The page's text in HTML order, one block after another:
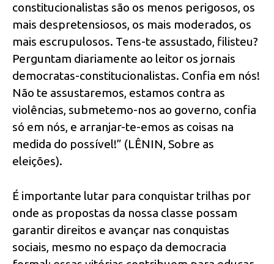
constitucionalistas são os menos perigosos, os
mais despretensiosos, os mais moderados, os
mais escrupulosos. Tens-te assustado, filisteu?
Perguntam diariamente ao leitor os jornais
democratas-constitucionalistas. Confia em nós!
Não te assustaremos, estamos contra as
violências, submetemo-nos ao governo, confia
só em nós, e arranjar-te-emos as coisas na
medida do possível!” (LÊNIN, Sobre as
eleições).
É importante lutar para conquistar trilhas por
onde as propostas da nossa classe possam
garantir direitos e avançar nas conquistas
sociais, mesmo no espaço da democracia